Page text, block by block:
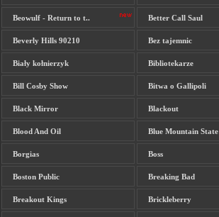
Beowulf - Return to t.. Better Call Saul
Beverly Hills 90210 Bez tajemnic
Biały kołnierzyk Bibliotekarze
Bill Cosby Show Bitwa o Gallipoli
Black Mirror Blackout
Blood And Oil Blue Mountain State
Borgias Boss
Boston Public Breaking Bad
Breakout Kings Brickleberry